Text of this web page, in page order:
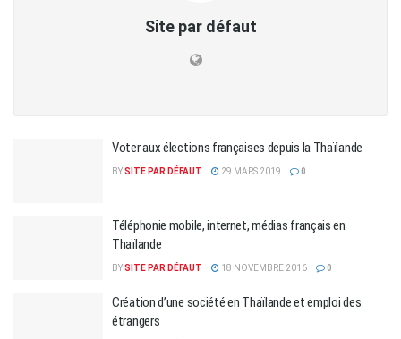
Site par défaut
Voter aux élections françaises depuis la Thaïlande
BYSITE PAR DÉFAUT 29 MARS 2019 0
Téléphonie mobile, internet, médias français en
Thaïlande
BYSITE PAR DÉFAUT 18 NOVEMBRE 2016 0
Création d’une société en Thaïlande et emploi des
étrangers